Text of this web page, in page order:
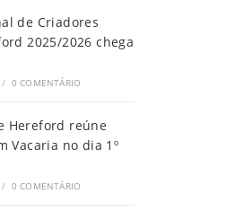
de Criadores
2025/2026 chega
/ 0 COMENTÁRIO
Hereford reúne
Vacaria no dia 1º
/ 0 COMENTÁRIO